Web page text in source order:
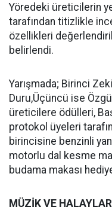
Yöredeki üreticilerin
tarafından titizlikle
özellikleri
belirlendi.
Yarışmada; Birinci
Duru,Üçüncü ise
üreticilere ödülleri,
protokol üyeleri
birincisine benzinli
motorlu dal kesme
budama makası
MÜZİK VE